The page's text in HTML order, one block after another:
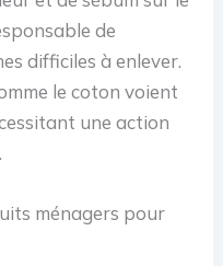
de
difficiles à enlever.
le coton voient
une action
ménagers pour